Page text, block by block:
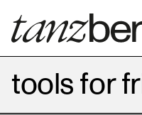
tools for